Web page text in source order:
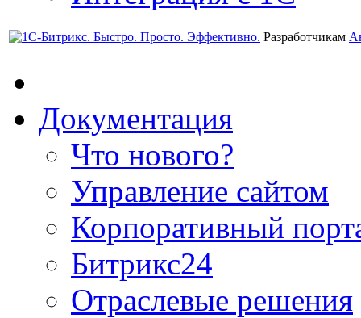
Разработчикам
Документация
Что нового?
Управление сайтом
Корпоративный
Битрикс24
Отраслевые решения